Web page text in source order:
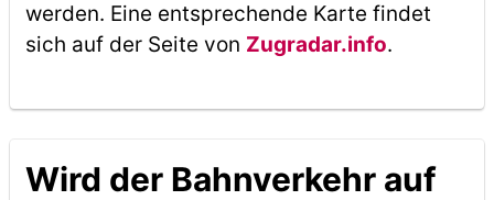
werden. Eine entsprechende Karte findet
sich auf der Seite von Zugradar.info.
Wird der Bahnverkehr auf